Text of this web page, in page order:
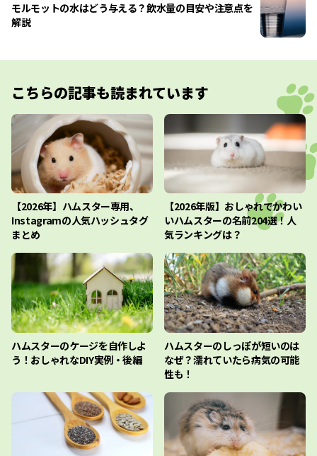
モルモットの水はどう与える？飲水量の目安や注意点を
解説
こちらの記事も読まれています
【2026年】ハムスター専用、
Instagramの人気ハッシュタグ
まとめ
【2026年版】おしゃれでかわい
いハムスターの名前204選！人
気ランキングは？
ハムスターのケージを自作しよ
う！おしゃれなDIY実例・後編
ハムスターのしっぽが短いのは
なぜ？濡れていたら病気の可能
性も！